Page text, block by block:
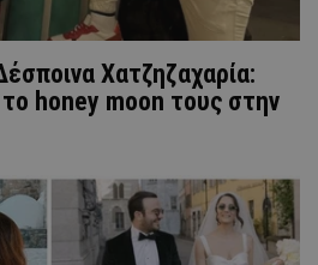
Χατζηζαχαρία:
honey moon τους στην